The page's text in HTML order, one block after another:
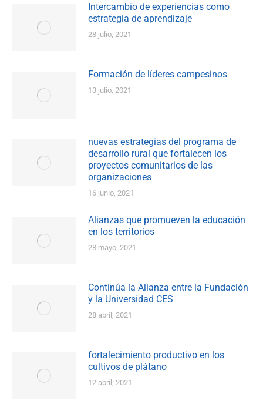
Intercambio de experiencias como
estrategia de aprendizaje
28 julio, 2021
Formación de líderes campesinos
13 julio, 2021
nuevas estrategias del programa de
desarrollo rural que fortalecen los
proyectos comunitarios de las
organizaciones
16 junio, 2021
Alianzas que promueven la educación
en los territorios
28 mayo, 2021
Continúa la Alianza entre la Fundación
y la Universidad CES
28 abril, 2021
fortalecimiento productivo en los
cultivos de plátano
12 abril, 2021